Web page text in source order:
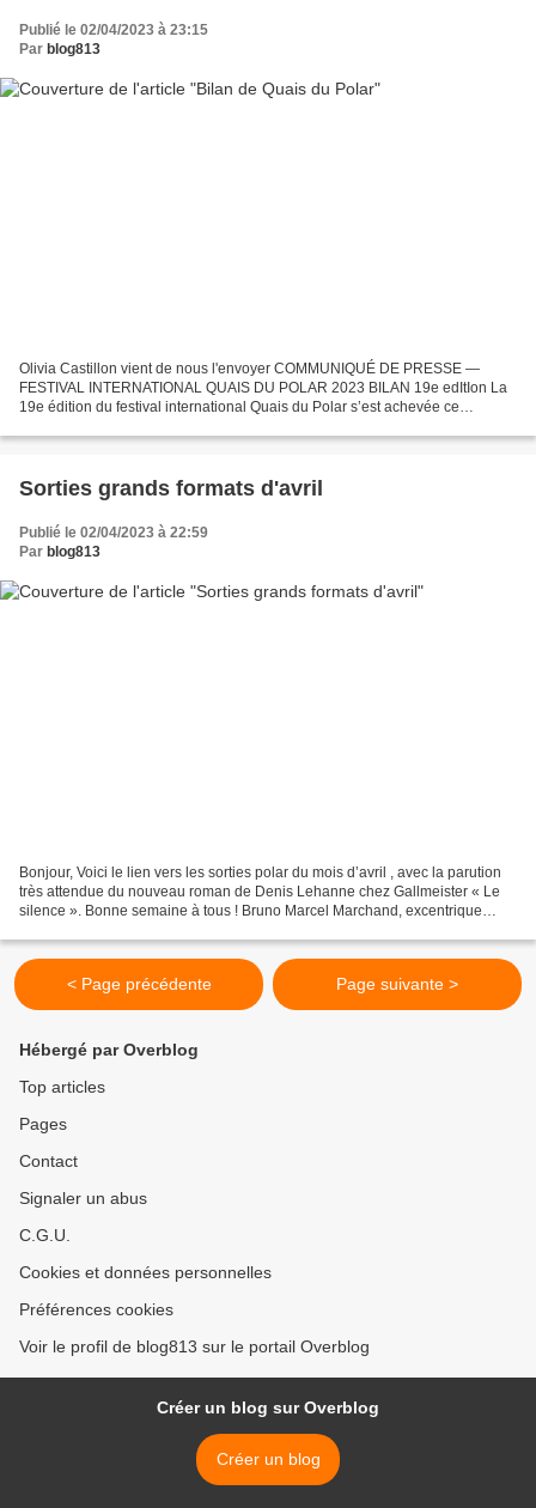
Publié le 02/04/2023 à 23:15
Par blog813
Olivia Castillon vient de nous l'envoyer COMMUNIQUÉ DE PRESSE —
FESTIVAL INTERNATIONAL QUAIS DU POLAR 2023 BILAN 19e edItIon La
19e édition du festival international Quais du Polar s’est achevée ce
Sorties grands formats d'avril
Publié le 02/04/2023 à 22:59
Par blog813
Bonjour, Voici le lien vers les sorties polar du mois d’avril , avec la parution
très attendue du nouveau roman de Denis Lehanne chez Gallmeister « Le
silence ». Bonne semaine à tous ! Bruno Marcel Marchand, excentrique
< Page précédente Page suivante >
Hébergé par Overblog
Top articles
Pages
Contact
Signaler un abus
C.G.U.
Cookies et données personnelles
Préférences cookies
Voir le profil de blog813 sur le portail Overblog
Créer un blog sur Overblog
Créer un blog